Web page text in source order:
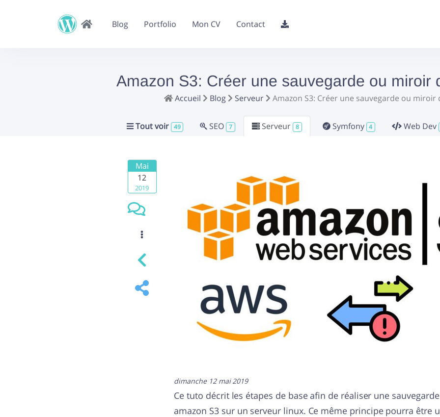
Blog Portfolio Mon CV Contact
Amazon S3: Créer une sauvegarde ou miroir
Accueil Blog Serveur Amazon S3: Créer une sauvegarde ou
Tout voir 49 SEO 7 Serveur 8 Symfony 4 Web Dev
dimanche 12 mai 2019
Ce tuto décrit les étapes de base afin de réaliser une
amazon S3 sur un serveur linux. Ce même principe pourra être
Mai
12
2019